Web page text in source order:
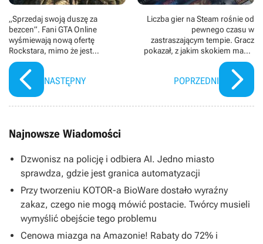
„Sprzedaj swoją duszę za
bezcen”. Fani GTA Online
wyśmiewają nową ofertę
Rockstara, mimo że jest
darmowa
NASTĘPNY
Liczba gier na Steam rośnie od
pewnego czasu w
zastraszającym tempie. Gracz
pokazał, z jakim skokiem mamy
do czynienia
POPRZEDNI
Najnowsze Wiadomości
Dzwonisz na policję i odbiera AI. Jedno miasto
sprawdza, gdzie jest granica automatyzacji
Przy tworzeniu KOTOR-a BioWare dostało wyraźny
zakaz, czego nie mogą mówić postacie. Twórcy musieli
wymyślić obejście tego problemu
Cenowa miazga na Amazonie! Rabaty do 72% i